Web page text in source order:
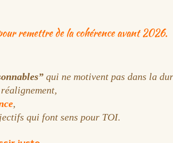
remettre de la cohérence avant 2026.
qui ne motivent pas dans la
,
qui font sens pour TOI.